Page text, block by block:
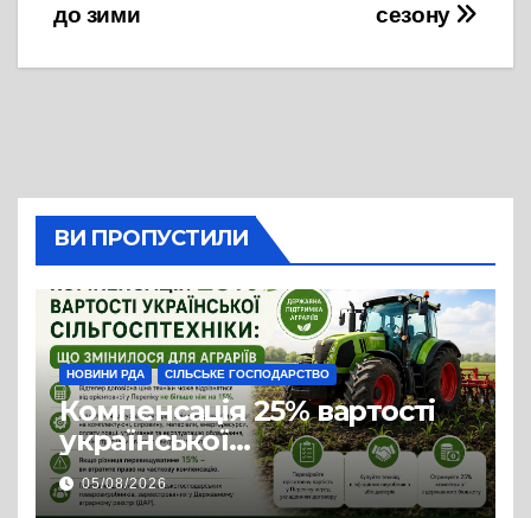
сезону
до зими
ВИ ПРОПУСТИЛИ
НОВИНИ РДА СІЛЬСЬКЕ ГОСПОДАРСТВО
Компенсація 25% вартості
української
сільгосптехніки: що
змінилося для аграріїв
05/08/2026